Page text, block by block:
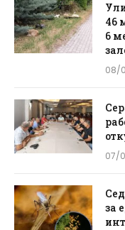
46
6
08/
07/
за